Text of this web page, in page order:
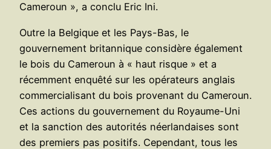
Cameroun », a conclu Eric Ini.
Outre la Belgique et les Pays-Bas, le
gouvernement britannique considère également
le bois du Cameroun à « haut risque » et a
récemment enquêté sur les opérateurs anglais
commercialisant du bois provenant du Cameroun.
Ces actions du gouvernement du Royaume-Uni
et la sanction des autorités néerlandaises sont
des premiers pas positifs. Cependant, tous les